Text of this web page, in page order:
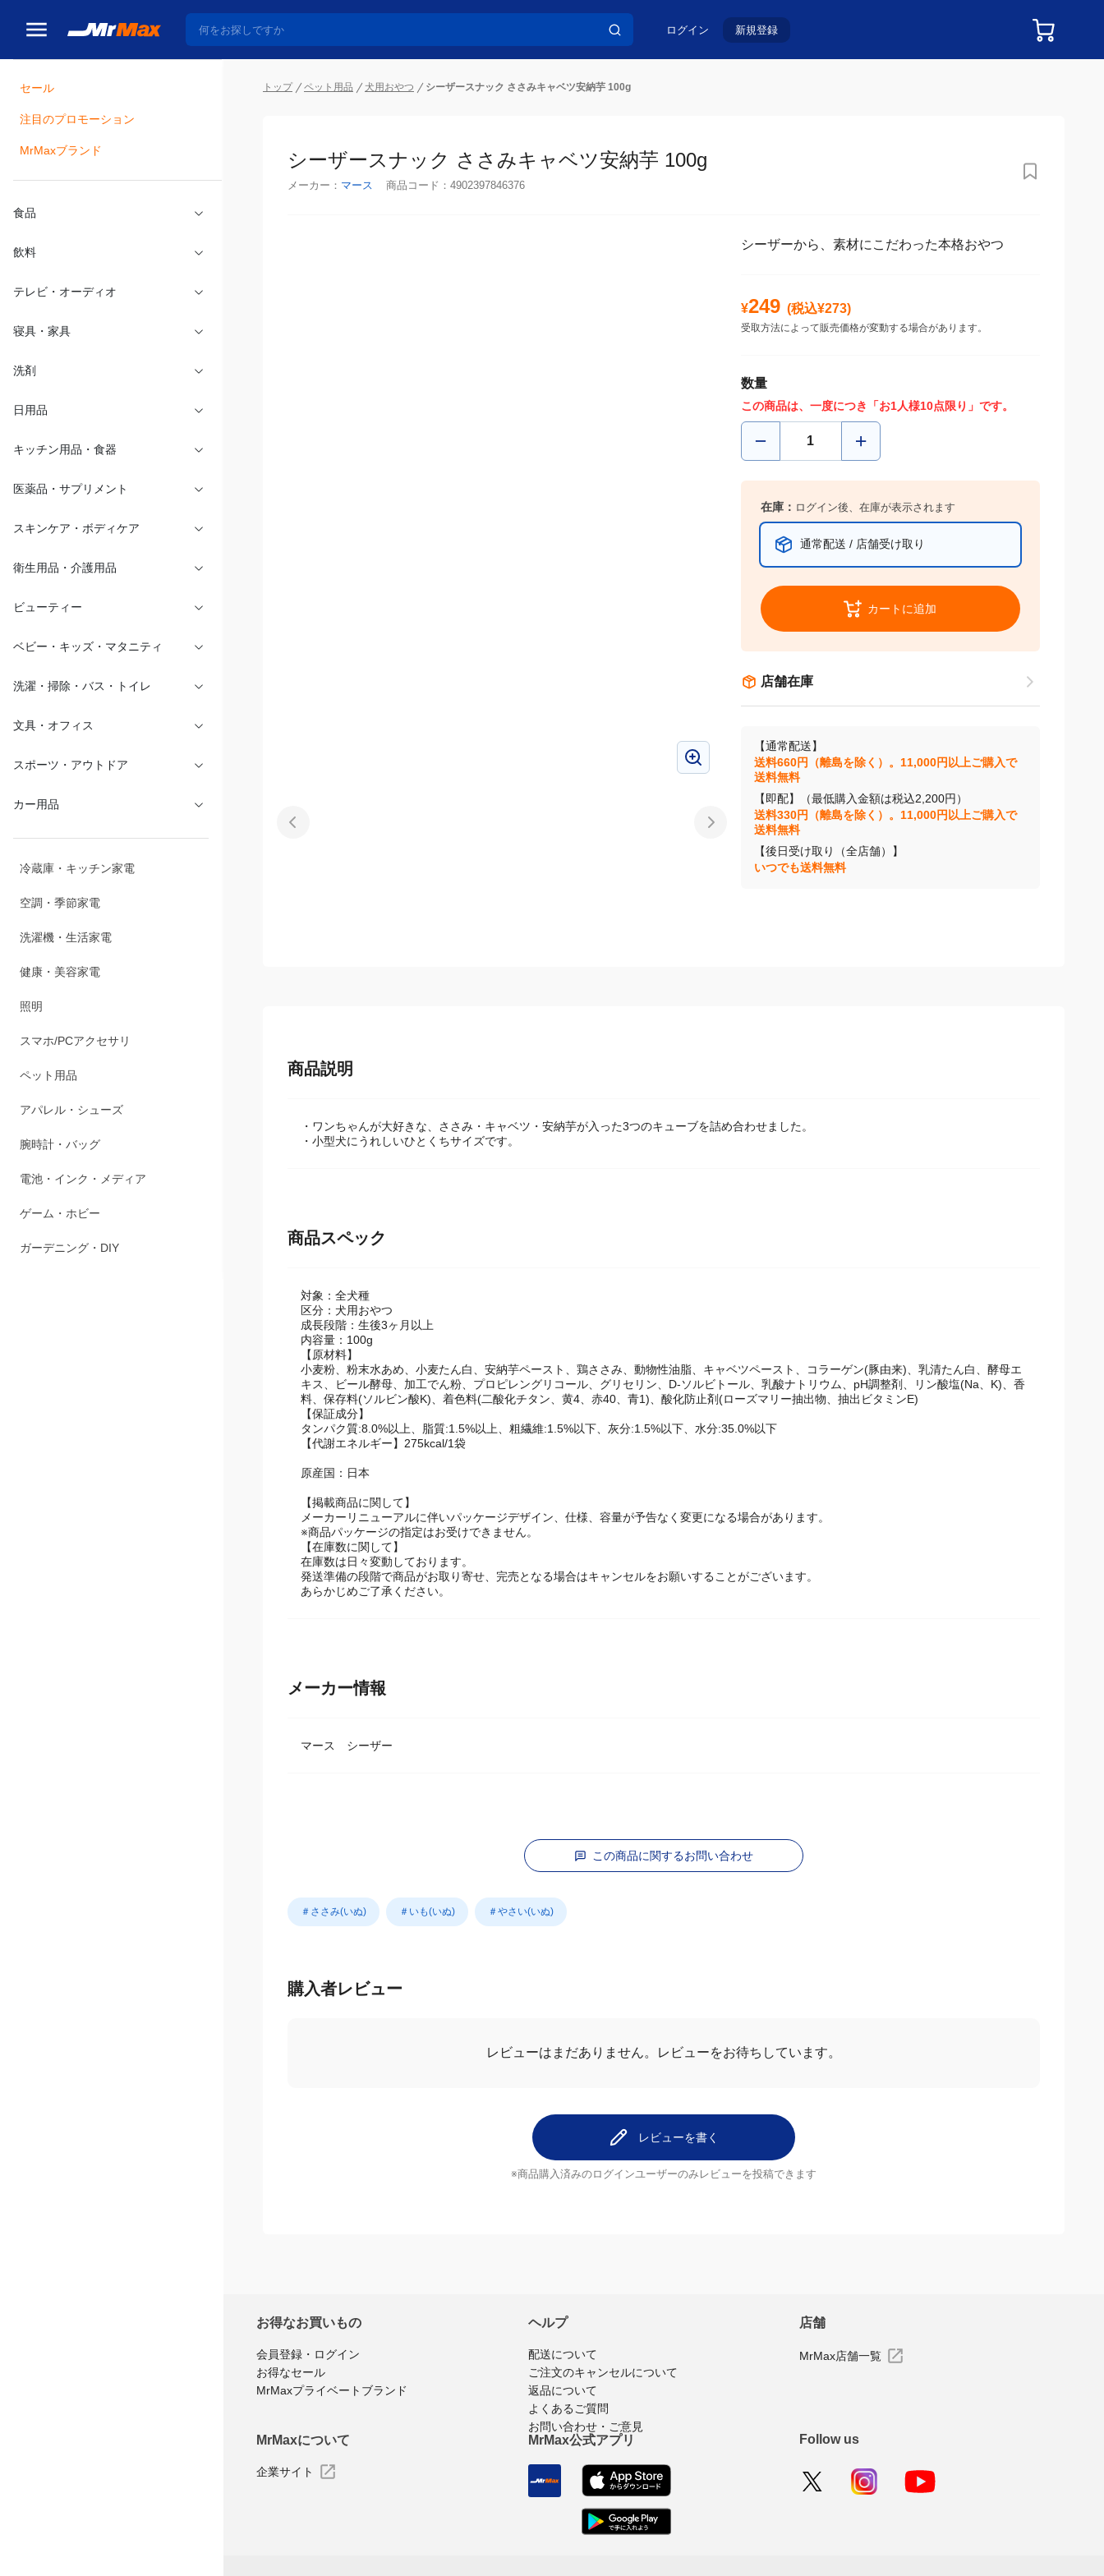
ログイン 新規登録
セール
注目のプロモーション
MrMaxブランド
食品
飲料
テレビ・オーディオ
寝具・家具
洗剤
日用品
カー用品
冷蔵庫・キッチン家電
空調・季節家電
洗濯機・生活家電
健康・美容家電
照明
スマホ/PCアクセサリ
トップ ペット用品 犬用おやつ シーザースナック ささみキャベツ安納芋 100g
シーザースナック ささみキャベツ安納芋 100g
メーカー： マース 商品コード： 4902397846376
シーザーから、素材にこだわった本格おやつ
¥249 (税込¥273)
受取方法によって販売価格が変動する場合があります。
数量
この商品は、一度につき「お1人様10点限り」です。
在庫： ログイン後、在庫が表示されます
通常配送 / 店舗受け取り
カートに追加
店舗在庫
【通常配送】
送料660円（離島を除く）。11,000円以上ご購入で
送料無料
【即配】（最低購入金額は税込2,200円）
送料330円（離島を除く）。11,000円以上ご購入で
送料無料
【後日受け取り（全店舗）】
・ワンちゃんが大好きな、ささみ・キャベツ・安納芋が入った3つのキューブを詰め合わせました。
対象：全犬種
区分：犬用おやつ
成長段階：生後3ヶ月以上
内容量：100g
【原材料】
小麦粉、粉末水あめ、小麦たん白、安納芋ペースト、鶏ささみ、動物性油脂、キャベツペースト、コラーゲン(豚由来)、乳清たん白、酵母エ
キス、ビール酵母、加工でん粉、プロピレングリコール、グリセリン、D-ソルビトール、乳酸ナトリウム、pH調整剤、リン酸塩(Na、K)、香
料、保存料(ソルビン酸K)、着色料(二酸化チタン、黄4、赤40、青1)、酸化防止剤(ローズマリー抽出物、抽出ビタミンE)
【保証成分】
タンパク質:8.0%以上、脂質:1.5%以上、粗繊維:1.5%以下、灰分:1.5%以下、水分:35.0%以下
【掲載商品に関して】
メーカーリニューアルに伴いパッケージデザイン、仕様、容量が予告なく変更になる場合があります。
※商品パッケージの指定はお受けできません。
【在庫数に関して】
在庫数は日々変動しております。
発送準備の段階で商品がお取り寄せ、完売となる場合はキャンセルをお願いすることがございます。
この商品に関するお問い合わせ
＃ささみ(いぬ) ＃いも(いぬ) ＃やさい(いぬ)
レビューを書く
お得なお買いもの
会員登録・ログイン
お得なセール
MrMaxプライベートブランド
ヘルプ
配送について
ご注文のキャンセルについて
返品について
よくあるご質問
お問い合わせ・ご意見
店舗
MrMax店舗一覧
MrMaxについて
企業サイト
MrMax公式アプリ Follow us